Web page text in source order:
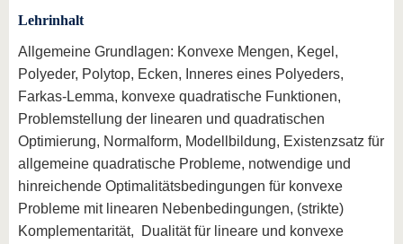
Lehrinhalt
Allgemeine Grundlagen: Konvexe Mengen, Kegel,
Polyeder, Polytop, Ecken, Inneres eines Polyeders,
Farkas-Lemma, konvexe quadratische Funktionen,
Problemstellung der linearen und quadratischen
Optimierung, Normalform, Modellbildung, Existenzsatz für
allgemeine quadratische Probleme, notwendige und
hinreichende Optimalitätsbedingungen für konvexe
Probleme mit linearen Nebenbedingungen, (strikte)
Komplementarität, Dualität für lineare und konvexe